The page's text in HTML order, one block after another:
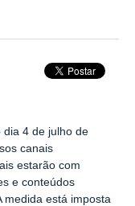
dia 4 de julho de
canais
estarão com
e conteúdos
medida está imposta